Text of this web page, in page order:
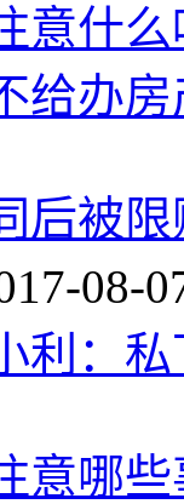
意什么
给办
后被
08-
利：
意哪